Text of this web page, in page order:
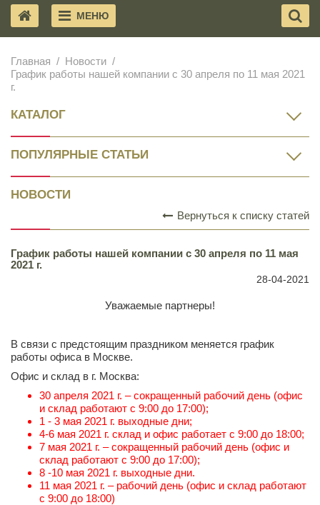
МЕНЮ
Главная
Новости
График работы нашей компании с 30 апреля по 11 мая 2021
г.
КАТАЛОГ
ПОПУЛЯРНЫЕ СТАТЬИ
НОВОСТИ
Вернуться к списку статей
График работы нашей компании с 30 апреля по 11 мая
2021 г.
28-04-2021
Уважаемые партнеры!
В связи с предстоящим праздником меняется график
работы офиса в Москве.
Офис и склад в г. Москва:
30 апреля 2021 г. – сокращенный рабочий день (офис
и склад работают с 9:00 до 17:00);
1 - 3 мая 2021 г. выходные дни;
4-6 мая 2021 г. склад и офис работает с 9:00 до 18:00;
7 мая 2021 г. – сокращенный рабочий день (офис и
склад работают с 9:00 до 17:00);
8 -10 мая 2021 г. выходные дни.
11 мая 2021 г. – рабочий день (офис и склад работают
с 9:00 до 18:00)